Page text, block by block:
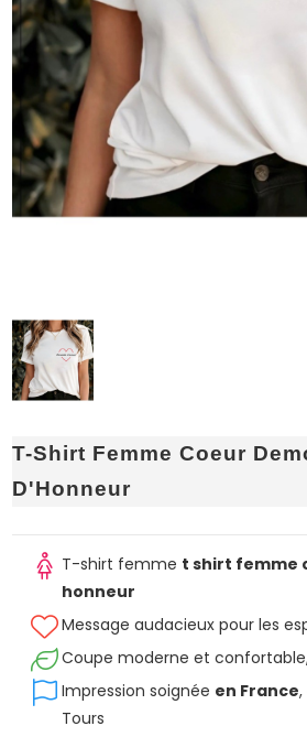
T-Shirt Femme Coeur
D'Honneur
T-shirt femme t shirt femme
honneur
Message audacieux pour les
Coupe moderne et
Impression soignée en France
Tours